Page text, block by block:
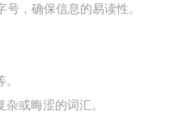
，确保信息的易读性。
或晦涩的词汇。